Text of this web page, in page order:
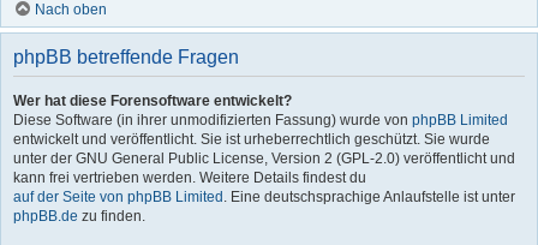
Nach oben
phpBB betreffende Fragen
Wer hat diese Forensoftware entwickelt?
Diese Software (in ihrer unmodifizierten Fassung) wurde von phpBB Limited
entwickelt und veröffentlicht. Sie ist urheberrechtlich geschützt. Sie wurde
unter der GNU General Public License, Version 2 (GPL-2.0) veröffentlicht und
kann frei vertrieben werden. Weitere Details findest du
auf der Seite von phpBB Limited . Eine deutschsprachige Anlaufstelle ist unter
phpBB.de zu finden.